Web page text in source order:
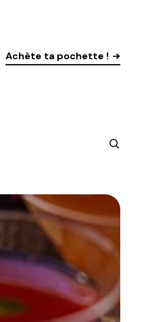
Achète ta pochette !